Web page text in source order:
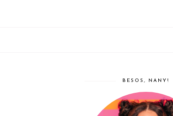
BESOS, NANY!